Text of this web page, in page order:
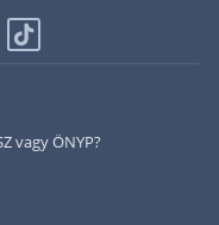
vagy ÖNYP?